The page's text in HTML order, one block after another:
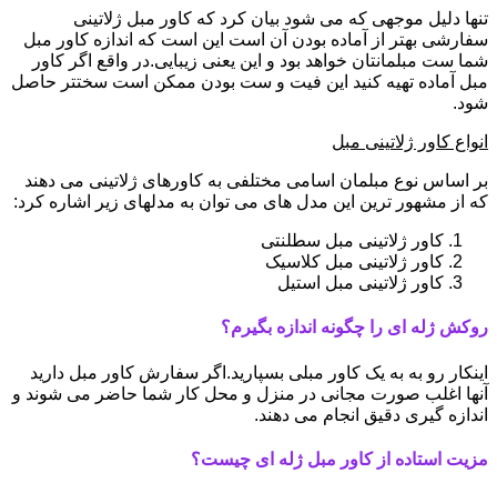
تنها دلیل موجهی که می شود بیان کرد که کاور مبل ژلاتینی
سفارشی بهتر از آماده بودن آن است این است که اندازه کاور مبل
شما ست مبلمانتان خواهد بود و این یعنی زیبایی.در واقع اگر کاور
مبل آماده تهیه کنید این فیت و ست بودن ممکن است سختتر حاصل
شود.
انواع کاور ژلاتینی مبل
بر اساس نوع مبلمان اسامی مختلفی به کاورهای ژلاتینی می دهند
که از مشهور ترین این مدل های می توان به مدلهای زیر اشاره کرد:
کاور ژلاتینی مبل سطلنتی
کاور ژلاتینی مبل کلاسیک
کاور ژلاتینی مبل استیل
روکش ژله ای را چگونه اندازه بگیرم؟
اینکار رو به به یک کاور مبلی بسپارید.اگر سفارش کاور مبل دارید
آنها اغلب صورت مجانی در منزل و محل کار شما حاضر می شوند و
اندازه گیری دقیق انجام می دهند.
مزیت استاده از کاور مبل ژله ای چیست؟